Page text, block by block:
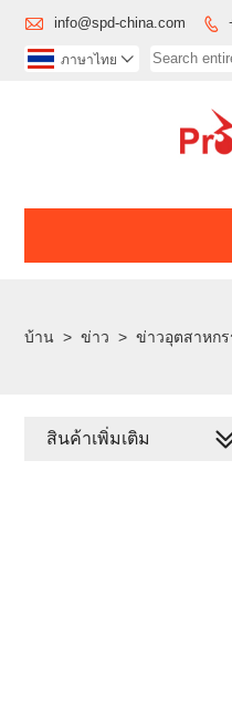
 info@spd-china.com 
ภาษาไทย 
บ้าน > ข่าว > ข่าวอุตสาหกร
สินค้าเพิ่มเติม